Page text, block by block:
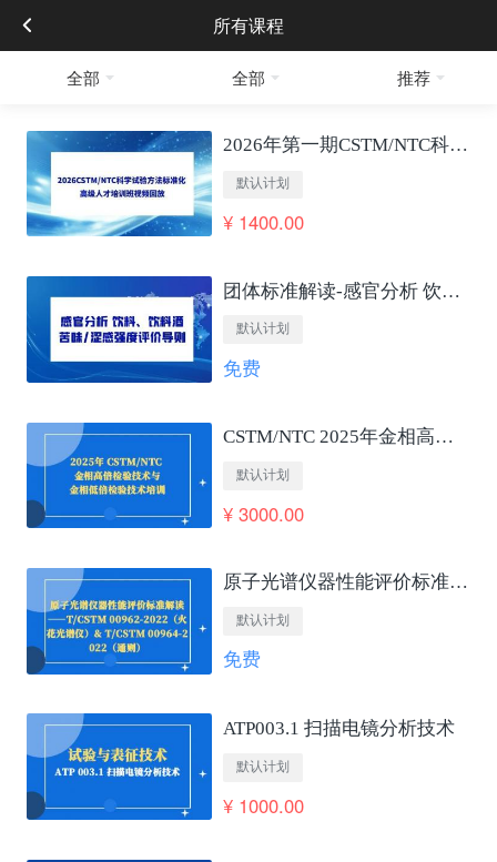
所有课程
全部 全部 推荐
2026年第一期CSTM/NTC科学试验方法标准化 高级人才培训班视频回放
默认计划
¥ 1400.00
团体标准解读-感官分析 饮料、饮料酒苦味/涩感强度评价导则
默认计划
免费
CSTM/NTC 2025年金相高低倍检验技术培训
默认计划
¥ 3000.00
原子光谱仪器性能评价标准解读——T/CSTM 00962-2022（火花光谱仪）&amp; T/CSTM 00964-2022（通则）
默认计划
免费
ATP003.1 扫描电镜分析技术
默认计划
¥ 1000.00